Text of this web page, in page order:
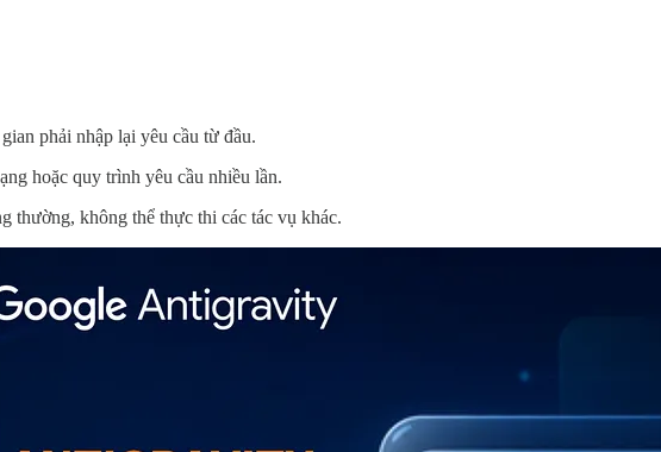
phải nhập lại yêu cầu từ đầu.
hoặc quy trình yêu cầu nhiều lần.
thường, không thể thực thi các tác vụ khác.